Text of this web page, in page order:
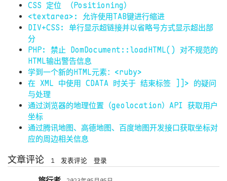
CSS 定位 （Positioning）
<textarea>: 允许使用TAB键进行缩进
DIV+CSS: 单行显示超链接并以省略号方式显示超出部
分
PHP: 禁止 DomDocument::loadHTML() 对不规范的
HTML输出警告信息
学到一个新的HTML元素：<ruby>
在 XML 中使用 CDATA 时关于 结束标签 ]]> 的疑问
与处理
通过浏览器的地理位置（geolocation）API 获取用户
坐标
通过腾讯地图、高德地图、百度地图开发接口获取坐标对
应的周边相关信息
文章评论 1 发表评论 登录